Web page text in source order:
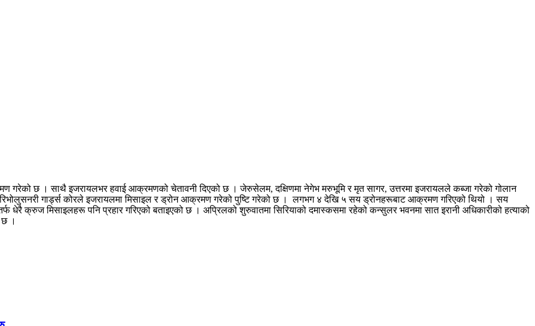
गरेको छ । साथै इजरायलभर हवाई आक्रमणको चेतावनी दिएको छ । जेरुसेलम, दक्षिणमा नेगेभ मरुभूमि र मृत सागर, उत्तरमा इजरायलले कब्जा गरेको गोलान
रिभोलुसनरी गार्ड्स कोरले इजरायलमा मिसाइल र ड्रोन आक्रमण गरेको पुष्टि गरेको छ । लगभग ४ देखि ५ सय ड्रोनहरूबाट आक्रमण गरिएको थियो । सय
धेरै क्रुज मिसाइलहरू पनि प्रहार गरिएको बताइएको छ । अप्रिलको शुरुवातमा सिरियाको दमास्कसमा रहेको कन्सुलर भवनमा सात इरानी अधिकारीको हत्याको
छ ।